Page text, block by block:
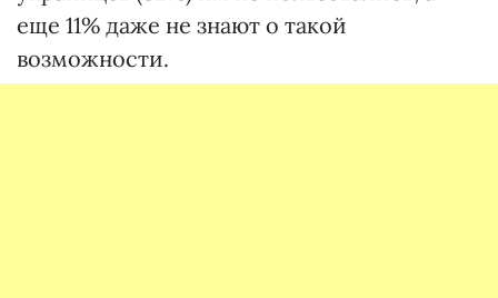
еще 11% даже не знают о такой
возможности.